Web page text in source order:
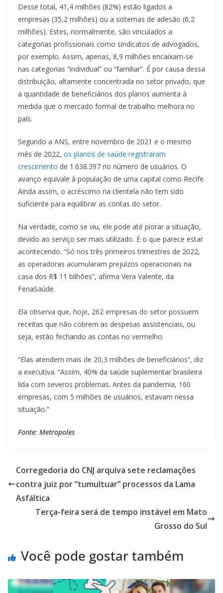
Desse total, 41,4 milhões (82%) estão ligados a
empresas (35,2 milhões) ou a sistemas de adesão (6,2
milhões). Estes, normalmente, são vinculados a
categorias profissionais como sindicatos de advogados,
por exemplo. Assim, apenas, 8,9 milhões encaixam-se
nas categorias “individual” ou “familiar”. É por causa dessa
distribuição, altamente concentrada no setor privado, que
a quantidade de beneficiários dos planos aumenta à
medida que o mercado formal de trabalho melhora no
país.
Segundo a ANS, entre novembro de 2021 e o mesmo
mês de 2022, os planos de saúde registraram
crescimento de 1.638.397 no número de usuários. O
avanço equivale à população de uma capital como Recife.
Ainda assim, o acréscimo na clientela não tem sido
suficiente para equilibrar as contas do setor.
Na verdade, como se viu, ele pode até piorar a situação,
devido ao serviço ser mais utilizado. É o que parece estar
acontecendo. “Só nos três primeiros trimestres de 2022,
as operadoras acumularam prejuízos operacionais na
casa dos R$ 11 bilhões”, afirma Vera Valente, da
FenaSaúde.
Ela observa que, hoje, 262 empresas do setor possuem
receitas que não cobrem as despesas assistenciais, ou
seja, estão fechando as contas no vermelho.
“Elas atendem mais de 20,3 milhões de beneficiários”, diz
a executiva. “Assim, 40% da saúde suplementar brasileira
lida com severos problemas. Antes da pandemia, 160
empresas, com 5 milhões de usuários, estavam nessa
situação.”
Fonte: Metropoles
Corregedoria do CNJ arquiva sete reclamações
contra juiz por “tumultuar” processos da Lama
Asfáltica
Terça-feira será de tempo instável em Mato
Grosso do Sul
Você pode gostar também